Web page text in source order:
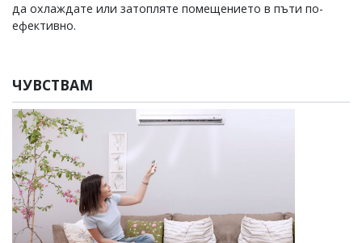
да охлаждате или затопляте помещението в пъти по-
ефективно.
ЧУВСТВАМ